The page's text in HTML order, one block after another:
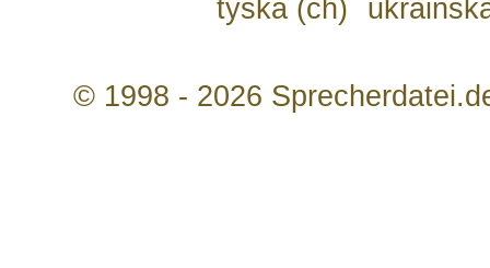
tyska (ch)
© 1998 - 2026